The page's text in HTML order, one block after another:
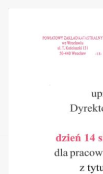
Zmiany Planów